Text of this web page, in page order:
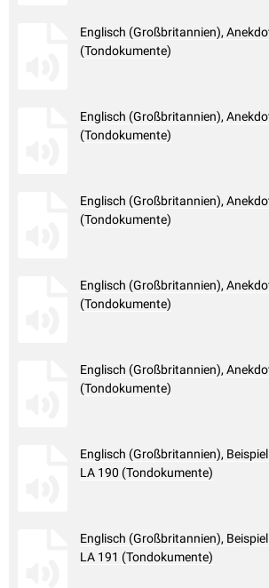
Englisch (Großbritannien),
(Tondokumente)
Englisch (Großbritannien),
(Tondokumente)
Englisch (Großbritannien),
(Tondokumente)
Englisch (Großbritannien),
(Tondokumente)
Englisch (Großbritannien),
(Tondokumente)
Englisch (Großbritannien),
LA 190 (Tondokumente)
Englisch (Großbritannien),
LA 191 (Tondokumente)